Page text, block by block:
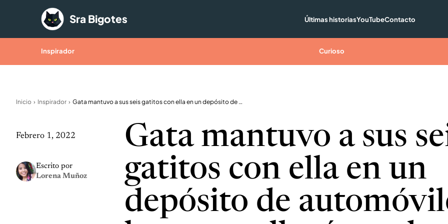
Saltar al contenido
Sra Bigotes Últimas historiasYouTubeContacto
Inspirador Curioso
Inicio Inspirador Gata mantuvo a sus seis gatitos con ella en un depósito de automóviles hasta que llegó ayuda
Febrero 1, 2022
Escrito por
Lorena Muñoz
Gata mantuvo a sus
gatitos con ella en un
depósito de